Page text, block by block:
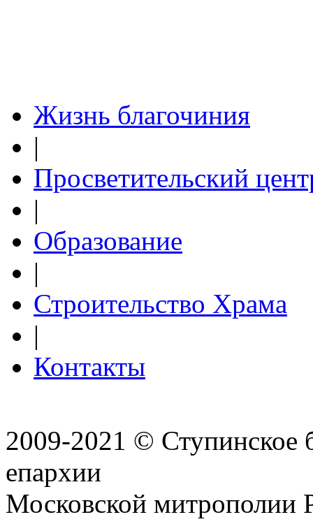
Жизнь благочиния
|
Просветительский
|
Образование
|
Строительство Храма
|
Контакты
2009-2021 © Ступинское
епархии
Московской митрополии